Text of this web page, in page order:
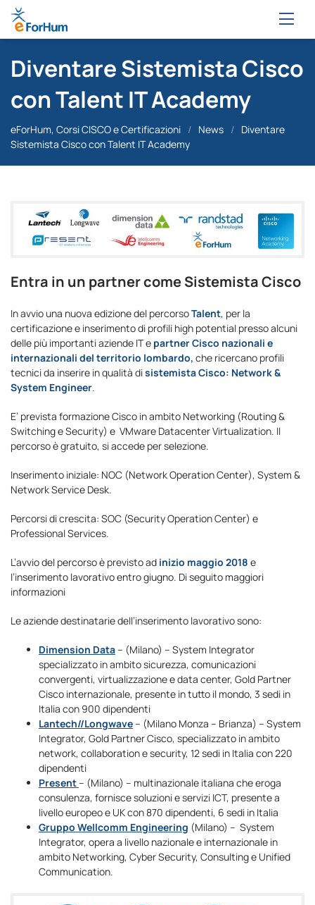
Diventare Sistemista Cisco
con Talent IT Academy
eForHum, Corsi CISCO e Certificazioni / News / Diventare
Sistemista Cisco con Talent IT Academy
Entra in un partner come Sistemista Cisco
In avvio una nuova edizione del percorsoTalent, per la
certificazione e inserimento di profili high potential presso alcuni
delle più importanti aziende IT e partner Cisco nazionali e
internazionali del territorio lombardo, che ricercano profili
tecnici da inserire in qualità disistemista Cisco: Network &
System Engineer.
E’ prevista formazione Cisco in ambito Networking (Routing &
Switching e Security) e VMware Datacenter Virtualization. Il
percorso è gratuito, si accede per selezione.
Inserimento iniziale: NOC (Network Operation Center), System &
Network Service Desk.
Percorsi di crescita: SOC (Security Operation Center) e
Professional Services.
L’avvio del percorso è previsto ad inizio maggio 2018 e
l’inserimento lavorativo entro giugno. Di seguito maggiori
informazioni
Le aziende destinatarie dell’inserimento lavorativo sono:
Dimension Data– (Milano) – System Integrator
specializzato in ambito sicurezza, comunicazioni
convergenti, virtualizzazione e data center, Gold Partner
Cisco internazionale, presente in tutto il mondo, 3 sedi in
Italia con 900 dipendenti
Lantech//Longwave– (Milano Monza – Brianza) – System
Integrator, Gold Partner Cisco, specializzato in ambito
network, collaboration e security, 12 sedi in Italia con 220
dipendenti
Present– (Milano) – multinazionale italiana che eroga
consulenza, fornisce soluzioni e servizi ICT, presente a
livello europeo e UK con 870 dipendenti, 6 sedi in Italia
Gruppo Wellcomm Engineering (Milano) – System
Integrator, opera a livello nazionale e internazionale in
ambito Networking, Cyber Security, Consulting e Unified
Communication.